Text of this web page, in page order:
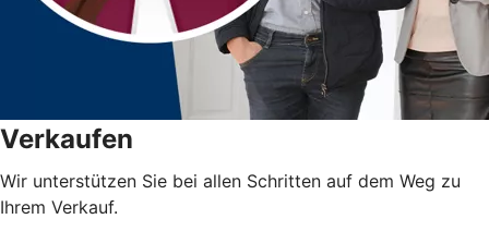
Verkaufen
Wir unterstützen Sie bei allen Schritten auf dem Weg zu
Ihrem Verkauf.